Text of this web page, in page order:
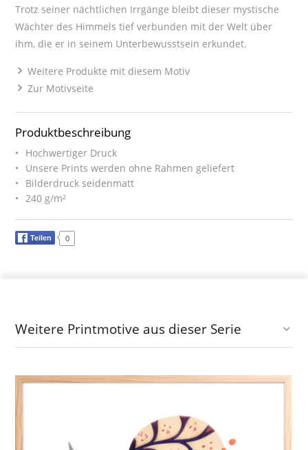
Trotz seiner nächtlichen Irrgänge bleibt dieser mystische
Wächter des Himmels tief verbunden mit der Welt über
ihm, die er in seinem Unterbewusstsein erkundet.
Weitere Produkte mit diesem Motiv
Zur Motivseite
Produktbeschreibung
Hochwertiger Druck
Unsere Prints werden ohne Rahmen geliefert
Bilderdruck seidenmatt
240 g/m²
Teilen 0
Weitere Printmotive aus dieser Serie